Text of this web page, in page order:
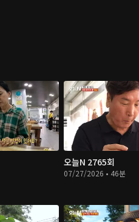
오늘N 2765회
07/27/2026 • 46분